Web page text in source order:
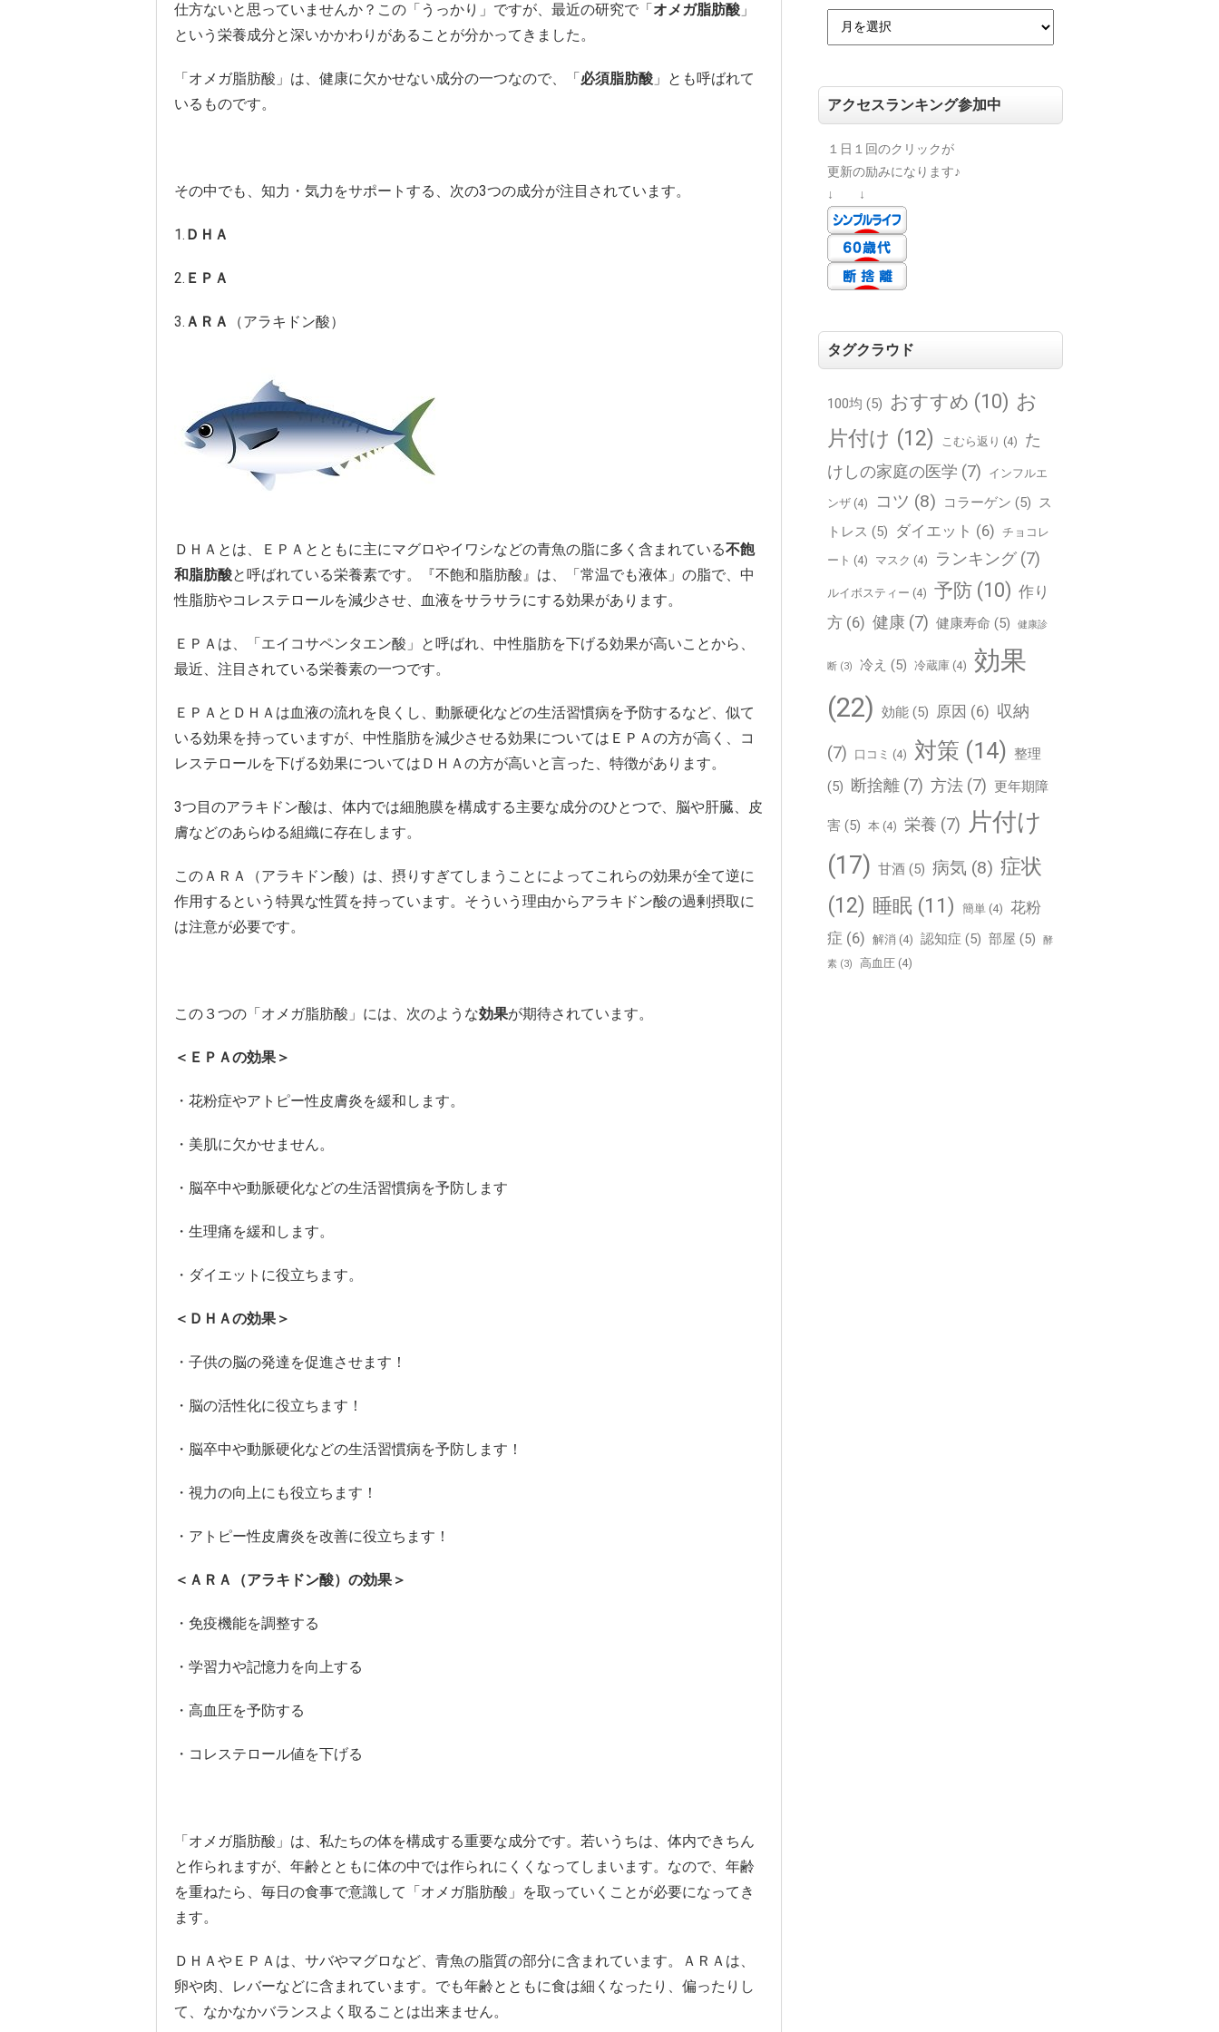
仕方ないと思っていませんか？この「うっかり」ですが、最近の研究で「オメガ脂肪酸 」
という栄養成分と深いかかわりがあることが分かってきました。
「オメガ脂肪酸」は、健康に欠かせない成分の一つなので、「必須脂肪酸 」とも呼ばれて
いるものです。
その中でも、知力・気力をサポートする、次の3つの成分が注目されています。
1. ＤＨＡ
2. ＥＰＡ
3. ＡＲＡ （アラキドン酸）
ＤＨＡとは、ＥＰＡとともに主にマグロやイワシなどの青魚の脂に多く含まれている不飽
和脂肪酸と呼ばれている栄養素です。『不飽和脂肪酸』は、「常温でも液体」の脂で、中
性脂肪やコレステロールを減少させ、血液をサラサラにする効果があります。
ＥＰＡは、「エイコサペンタエン酸」と呼ばれ、中性脂肪を下げる効果が高いことから、
最近、注目されている栄養素の一つです。
ＥＰＡとＤＨＡは血液の流れを良くし、動脈硬化などの生活習慣病を予防するなど、似て
いる効果を持っていますが、中性脂肪を減少させる効果についてはＥＰＡの方が高く、コ
レステロールを下げる効果についてはＤＨＡの方が高いと言った、特徴があります。
3つ目のアラキドン酸は、体内では細胞膜を構成する主要な成分のひとつで、脳や肝臓、皮
膚などのあらゆる組織に存在します。
このＡＲＡ（アラキドン酸）は、摂りすぎてしまうことによってこれらの効果が全て逆に
作用するという特異な性質を持っています。そういう理由からアラキドン酸の過剰摂取に
は注意が必要です。
この３つの「オメガ脂肪酸」には、次のような効果が期待されています。
＜ＥＰＡの効果＞
・花粉症やアトピー性皮膚炎を緩和します。
・美肌に欠かせません。
・脳卒中や動脈硬化などの生活習慣病を予防します
・生理痛を緩和します。
・ダイエットに役立ちます。
＜ＤＨＡの効果＞
・子供の脳の発達を促進させます！
・脳の活性化に役立ちます！
・脳卒中や動脈硬化などの生活習慣病を予防します！
・視力の向上にも役立ちます！
・アトピー性皮膚炎を改善に役立ちます！
＜ＡＲＡ（アラキドン酸）の効果＞
・免疫機能を調整する
・学習力や記憶力を向上する
・高血圧を予防する
・コレステロール値を下げる
「オメガ脂肪酸」は、私たちの体を構成する重要な成分です。若いうちは、体内できちん
と作られますが、年齢とともに体の中では作られにくくなってしまいます。なので、年齢
を重ねたら、毎日の食事で意識して「オメガ脂肪酸」を取っていくことが必要になってき
ます。
ＤＨＡやＥＰＡは、サバやマグロなど、青魚の脂質の部分に含まれています。ＡＲＡは、
卵や肉、レバーなどに含まれています。でも年齢とともに食は細くなったり、偏ったりし
て、なかなかバランスよく取ることは出来ません。
アクセスランキング参加中
１日１回のクリックが
更新の励みになります♪
↓ ↓
タグクラウド
100均 (5) おすすめ (10) お
片付け (12) こむら返り (4)
た
けしの家庭の医学 (7) インフルエ
ンザ (4) コツ (8) コラーゲン (5)
ス
トレス (5) ダイエット (6) チョコレ
ート (4) マスク (4) ランキング (7)
ルイボスティー (4) 予防 (10) 作り
方 (6) 健康 (7) 健康寿命 (5) 健康診
断 (3) 冷え (5) 冷蔵庫 (4) 効果
(22) 効能 (5) 原因 (6) 収納
(7) 口コミ (4) 対策 (14) 整理
(5) 断捨離 (7) 方法 (7) 更年期障
害 (5) 本 (4) 栄養 (7)
片付け
(17) 甘酒 (5) 病気 (8) 症状
(12) 睡眠 (11) 簡単 (4) 花粉
症 (6) 解消 (4) 認知症 (5) 部屋 (5)
酵
素 (3) 高血圧 (4)